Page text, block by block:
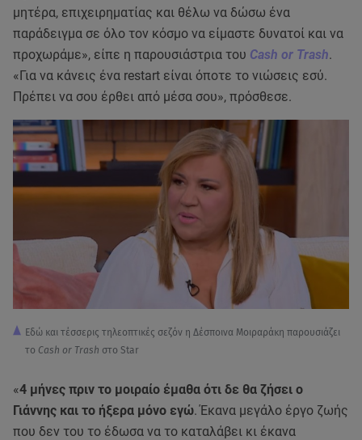
μητέρα, επιχειρηματίας και θέλω να δώσω ένα
παράδειγμα σε όλο τον κόσμο να είμαστε δυνατοί και να
προχωράμε», είπε η παρουσιάστρια του Cash or Trash.
«Για να κάνεις ένα restart είναι όποτε το νιώσεις εσύ.
Πρέπει να σου έρθει από μέσα σου», πρόσθεσε.
Εδώ και τέσσερις τηλεοπτικές σεζόν η Δέσποινα Μοιραράκη παρουσιάζει
το Cash or Trash στο Star
«4 μήνες πριν το μοιραίο έμαθα ότι δε θα ζήσει ο
Γιάννης και το ήξερα μόνο εγώ. Έκανα μεγάλο έργο ζωής
που δεν του το έδωσα να το καταλάβει κι έκανα